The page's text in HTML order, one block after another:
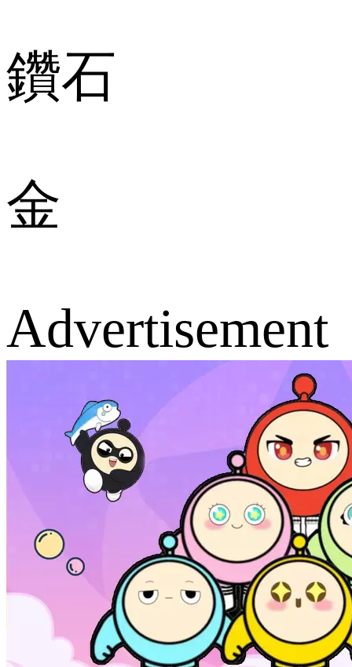
鑽石
金
Advertisement